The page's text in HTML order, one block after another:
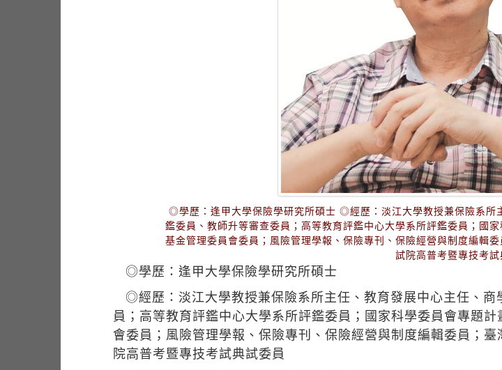
◎學歷：逢甲大學保險學研究所碩士 ◎經歷：淡江大學教授兼保險系所
鑑委員、教師升等審查委員；高等教育評鑑中心大學系所評鑑委員；國
基金管理委員會委員；風險管理學報、保險專刊、保險經營與制度編輯
試院高普考暨專技考試
◎學歷：逢甲大學保險學研究所碩士
◎經歷：淡江大學教授兼保險系所主任、教育發展中心主任、
員；高等教育評鑑中心大學系所評鑑委員；國家科學委員會專題
會委員；風險管理學報、保險專刊、保險經營與制度編輯委員；
院高普考暨專技考試典試委員